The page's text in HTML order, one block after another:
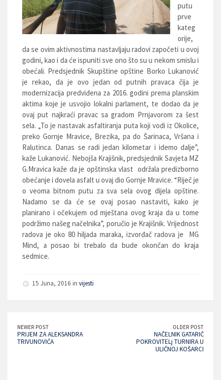
putu
prve
kateg
orije,
da se ovim aktivnostima nastavljaju radovi započeti u ovoj
godini, kao i da će ispuniti sve ono što su u nekom smislu i
obećali. Predsjednik Skupštine opštine Borko Lukanović
je rekao, da je ovo jedan od putnih pravaca čija je
modernizacija predviđena za 2016. godini prema planskim
aktima koje je usvojio lokalni parlament, te dodao da je
ovaj put najkraći pravac sa gradom Prnjavorom za šest
sela. „To je nastavak asfaltiranja puta koji vodi iz Okolice,
preko Gornje Mravice, Brezika, pa do Šarinaca, Vršana i
Ralutinca. Danas se radi jedan kilometar i idemo dalje”,
kaže Lukanović. Nebojša Krajišnik, predsjednik Savjeta MZ
G.Mravica kaže da je opštinska vlast održala predizborno
obećanje i dovela asfalt u ovaj dio Gornje Mravice. “Riječ je
o veoma bitnom putu za sva sela ovog dijela opštine.
Nadamo se da će se ovaj posao nastaviti, kako je
planirano i očekujem od mještana ovog kraja da u tome
podržimo našeg načelnika”, poručio je Krajišnik. Vrijednost
radova je oko 80 hiljada maraka, izvorđač radova je MG
Mind, a posao bi trebalo da bude okončan do kraja
sedmice.
15 Juna, 2016 in vijesti
NEWER POST
PRIJEM ZA ALEKSANDRA
TRIVUNOVIĆA
OLDER POST
NAČELNIK GATARIĆ
POKROVITELj TURNIRA U
ULIČNOJ KOŠARCI